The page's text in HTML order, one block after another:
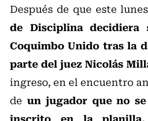
Después de que este
de Disciplina decidiera
Coquimbo Unido tras la
parte del juez Nicolás
ingreso, en el encuentro
de un jugador que no